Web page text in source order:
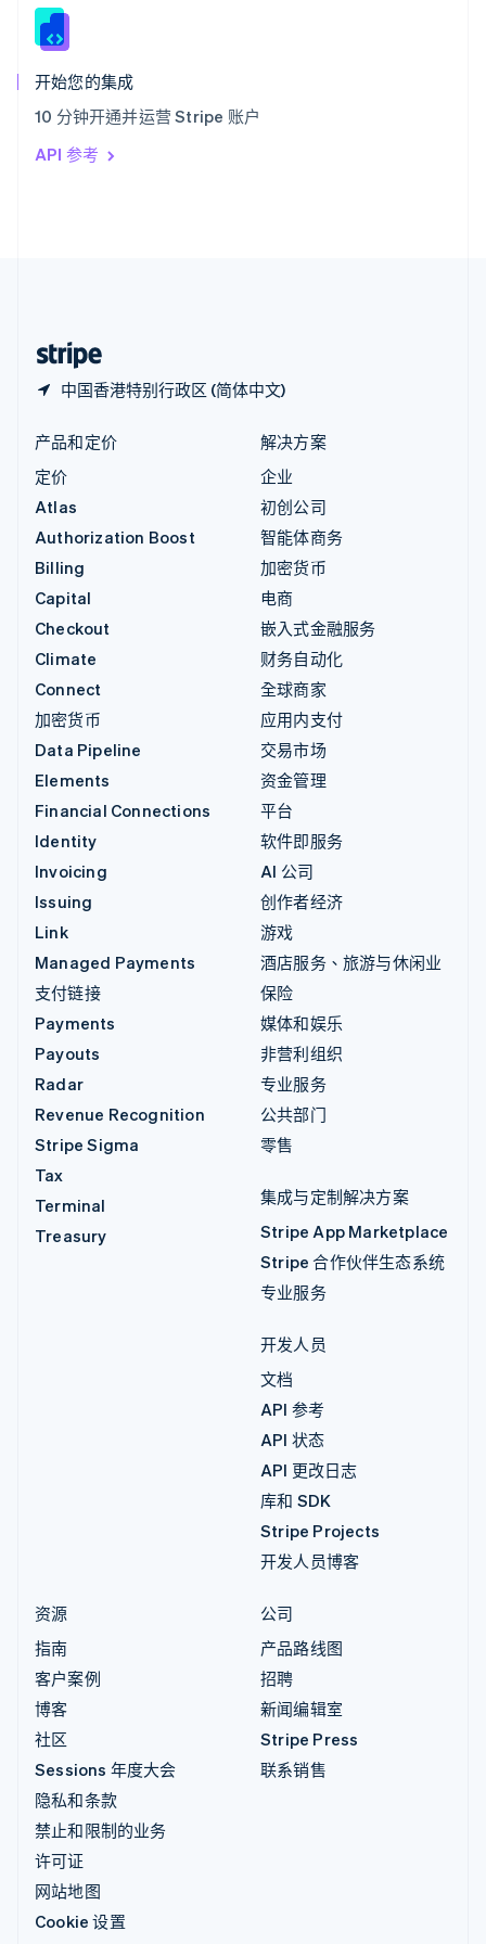
开始您的集成
10 分钟开通并运营 Stripe 账户
API 参考
中国香港特别行政区 (简体中文)
新西兰
匈牙利
English
ItalianoEnglish
印度
English
产品和定价
定价
Atlas
Authorization Boost
Billing
Capital
Checkout
Climate
Connect
加密货币
Data Pipeline
Elements
Financial Connections
Identity
Invoicing
Issuing
Link
Managed Payments
支付链接
Payments
Payouts
Radar
Revenue Recognition
Stripe Sigma
Tax
Terminal
Treasury
解决方案
企业
初创公司
智能体商务
加密货币
电商
嵌入式金融服务
财务自动化
全球商家
应用内支付
交易市场
资金管理
平台
软件即服务
AI 公司
创作者经济
游戏
酒店服务、旅游与休闲业
保险
媒体和娱乐
非营利组织
专业服务
公共部门
零售
集成与定制解决方案
Stripe App Marketplace
Stripe 合作伙伴生态系统
专业服务
开发人员
文档
API 参考
API 状态
API 更改日志
库和 SDK
Stripe Projects
开发人员博客
资源
指南
客户案例
博客
社区
Sessions 年度大会
隐私和条款
禁止和限制的业务
许可证
网站地图
Cookie 设置
公司
产品路线图
招聘
新闻编辑室
Stripe Press
联系销售